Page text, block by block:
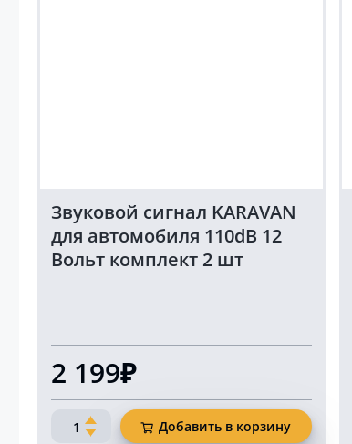
Звуковой сигнал KARAVAN
для автомобиля 110dB 12
Вольт комплект 2 шт
2 199₽
Количество
Добавить в корзину